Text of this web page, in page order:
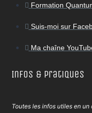
Formation
Suis-moi sur
Ma chaîne
Infos & Pratiques
Toutes les infos utiles en